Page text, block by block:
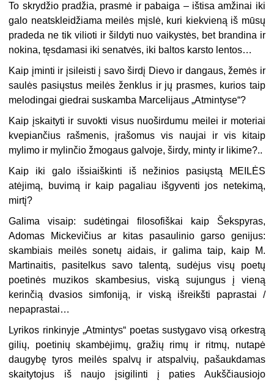
To skrydžio pradžia, prasmė ir pabaiga – ištisa amžinai iki
galo neatskleidžiama meilės mįslė, kuri kiekvieną iš mūsų
pradeda ne tik vilioti ir šildyti nuo vaikystės, bet brandina ir
nokina, tęsdamasi iki senatvės, iki baltos karsto lentos…
Kaip įminti ir įsileisti į savo širdį Dievo ir dangaus, žemės ir
saulės pasiųstus meilės ženklus ir jų prasmes, kurios taip
melodingai giedrai suskamba Marcelijaus „Atmintyse“?
Kaip įskaityti ir suvokti visus nuoširdumu meilei ir moteriai
kvepiančius rašmenis, įrašomus vis naujai ir vis kitaip
mylimo ir mylinčio žmogaus galvoje, širdy, minty ir likime?..
Kaip iki galo išsiaiškinti iš nežinios pasiųstą MEILĖS
atėjimą, buvimą ir kaip pagaliau išgyventi jos netekimą,
mirtį?
Galima visaip: sudėtingai filosofiškai kaip Šekspyras,
Adomas Mickevičius ar kitas pasaulinio garso genijus:
skambiais meilės sonetų aidais, ir galima taip, kaip M.
Martinaitis, pasitelkus savo talentą, sudėjus visų poetų
poetinės muzikos skambesius, viską sujungus į vieną
kerinčią dvasios simfoniją, ir viską išreikšti paprastai /
nepaprastai…
Lyrikos rinkinyje „Atmintys“ poetas sustygavo visą orkestrą
gilių, poetinių skambėjimų, gražių rimų ir ritmų, nutapė
daugybę tyros meilės spalvų ir atspalvių, pašaukdamas
skaitytojus iš naujo įsigilinti į paties Aukščiausiojo